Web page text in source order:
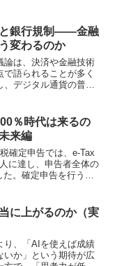
持ち、自律的に動作・
し...
銀行規制――金融
変わるのか
論は、決済や金融技術
語られることが多く
デジタル通貨の普及
を行っています。自
性規制、...
％時代は来るの
来編
確定申告では、e-Tax
に達し、申告者全体の
た。確定申告を行う人
提出することが一般的
に上がるのか（実
り、「AIを使えば成績
いか」という期待が広